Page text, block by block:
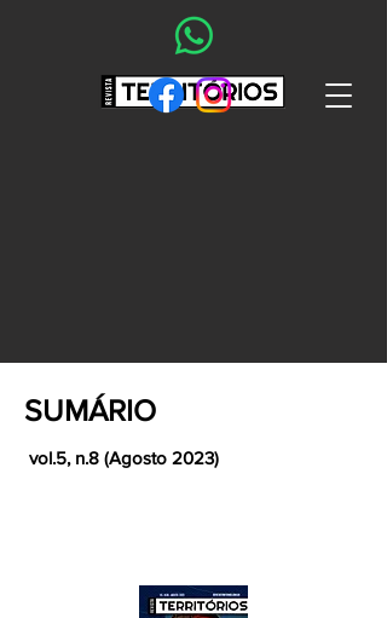
SUMÁRIO
vol.5, n.8 (Agosto 2023)